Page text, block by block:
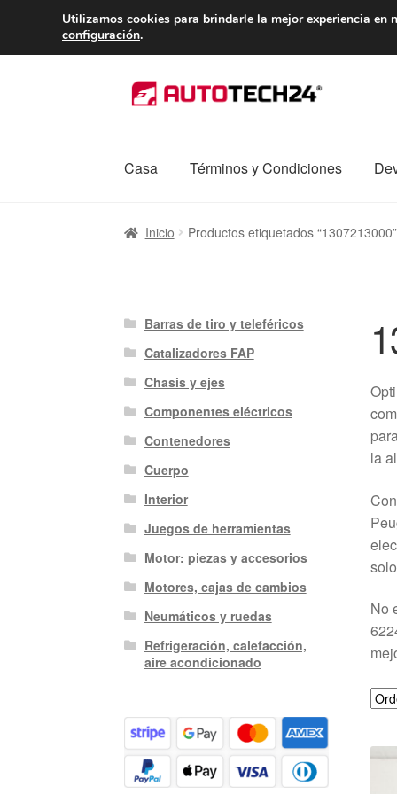
ENTREGA desde
Ir
a
Ir
al
Casa
Términos y Condiciones
InicioCaja registradora CarroContacto
Inicio Productos etiquetados “1307213000”
la
No
Barras de tiro y teleféricos
Catalizadores FAP
Chasis y ejes
Componentes eléctricos
Contenedores
Cuerpo
Interior
Juegos de herramientas
Motor: piezas y accesorios
Motores, cajas de cambios
Neumáticos y ruedas
Refrigeración, calefacción,
aire acondicionado
Utilizamos cookies para brindarle la mejor experiencia en
configuración.